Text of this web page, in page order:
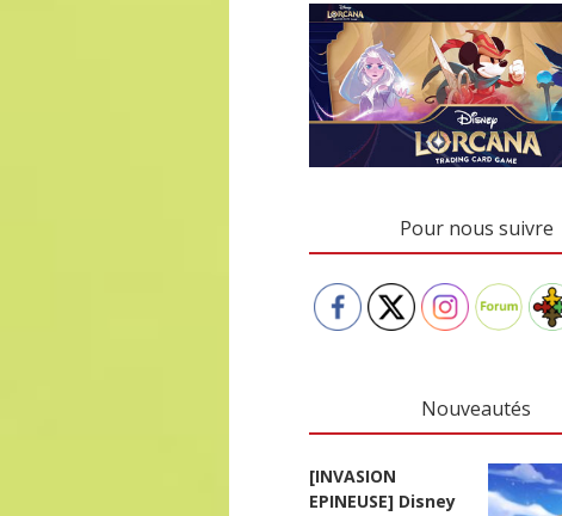
Pour nous suivre
Nouveautés
[INVASION
EPINEUSE] Disney